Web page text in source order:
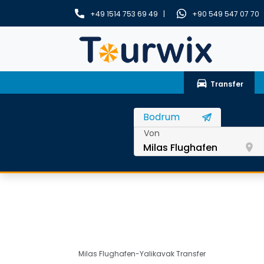
+49 1514 753 69 49 | +90 549 547 07 70
drive_eta Transfer
Von
room
Milas Flughafen-Yalikavak Transfer